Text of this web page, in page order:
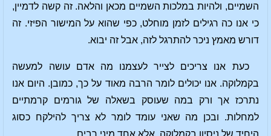
השמיים, ולהיות במלכות השמיים מכאן והלאה. זה קשה לדמיין,
כי אנו כה רגילים לזמן מוחלט, כפי שהוא על המישור הפיזי. זה
דורש מאמץ ניכר להתרגל לזה, אבל זה יבוא.
כעת אנו צריכים לצייר לעצמנו מה אדם עושה למעשה
בקמלוקה. אנו יכולים לומר הרבה מאוד על כך, כמובן. היום אנו
נתרכז אך ורק במה שעוסק בשאלה של גורמים קרמתיים
למחלות. ובכן מה שאני עומד לומר לא צריך להילקח כסוג
היחיד של ניסיון בקמלוקה, אלא אחד מיני רבים.